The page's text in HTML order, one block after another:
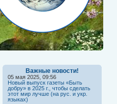
Важные новости!
05 мая 2025, 09:56
Новый выпуск газеты «Быть
добру» в 2025 г., чтобы сделать
этот мир лучше (на рус. и укр.
языках)